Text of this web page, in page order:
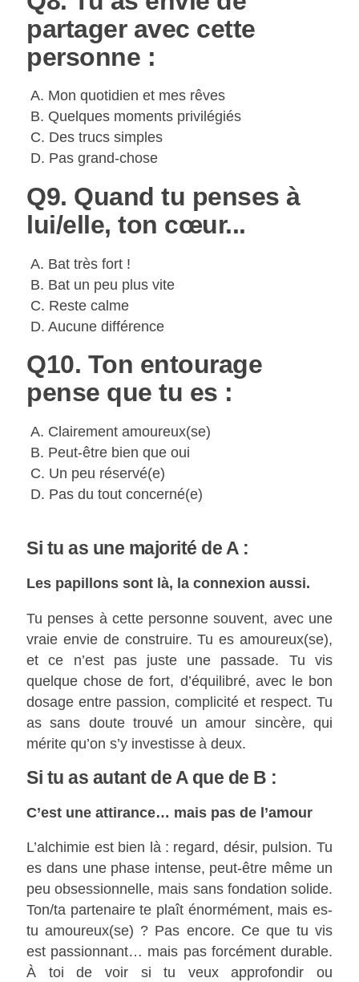
partager avec cette
personne :
A. Mon quotidien et mes rêves
B. Quelques moments privilégiés
C. Des trucs simples
D. Pas grand-chose
Q9. Quand tu penses à
lui/elle, ton cœur...
A. Bat très fort !
B. Bat un peu plus vite
C. Reste calme
D. Aucune différence
Q10. Ton entourage
pense que tu es :
A. Clairement amoureux(se)
B. Peut-être bien que oui
C. Un peu réservé(e)
D. Pas du tout concerné(e)
Si tu as une majorité de A :
Les papillons sont là, la connexion aussi.
Tu penses à cette personne souvent, avec une
vraie envie de construire. Tu es amoureux(se),
et ce n’est pas juste une passade. Tu vis
quelque chose de fort, d’équilibré, avec le bon
dosage entre passion, complicité et respect. Tu
as sans doute trouvé un amour sincère, qui
mérite qu’on s’y investisse à deux.
Si tu as autant de A que de B :
C’est une attirance… mais pas de l’amour
L’alchimie est bien là : regard, désir, pulsion. Tu
es dans une phase intense, peut-être même un
peu obsessionnelle, mais sans fondation solide.
Ton/ta partenaire te plaît énormément, mais es-
tu amoureux(se) ? Pas encore. Ce que tu vis
est passionnant… mais pas forcément durable.
À toi de voir si tu veux approfondir ou